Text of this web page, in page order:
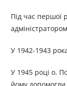
Під час першої
У 1942-1943
У 1945 році о.